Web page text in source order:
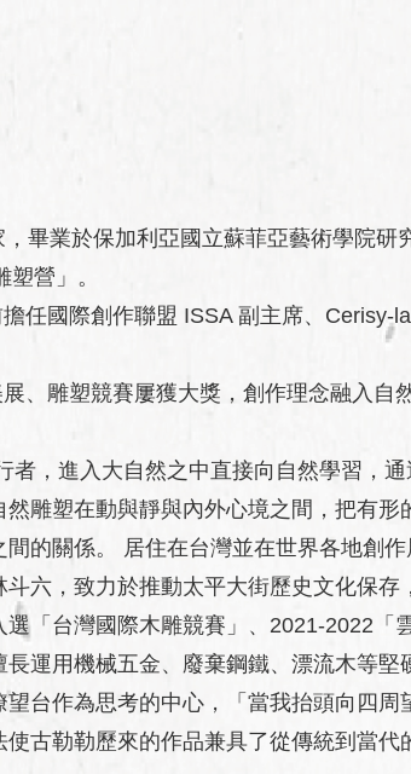
，畢業於保加利亞國立蘇菲亞藝術學院
塑營」。
任國際創作聯盟 ISSA 副主席、Cerisy-
、雕塑競賽屢獲大獎，創作理念融入
，進入大自然之中直接向自然學習，
雕塑在動與靜與內外心境之間，把有
的關係。 居住在台灣並在世界各地創作
六，致力於推動太平大街歷史文化保
「台灣國際木雕競賽」、2021-2022「
運用機械五金、廢棄鋼鐵、漂流木等
台作為思考的中心，「當我抬頭向四
古勒勒歷來的作品兼具了從傳統到當代